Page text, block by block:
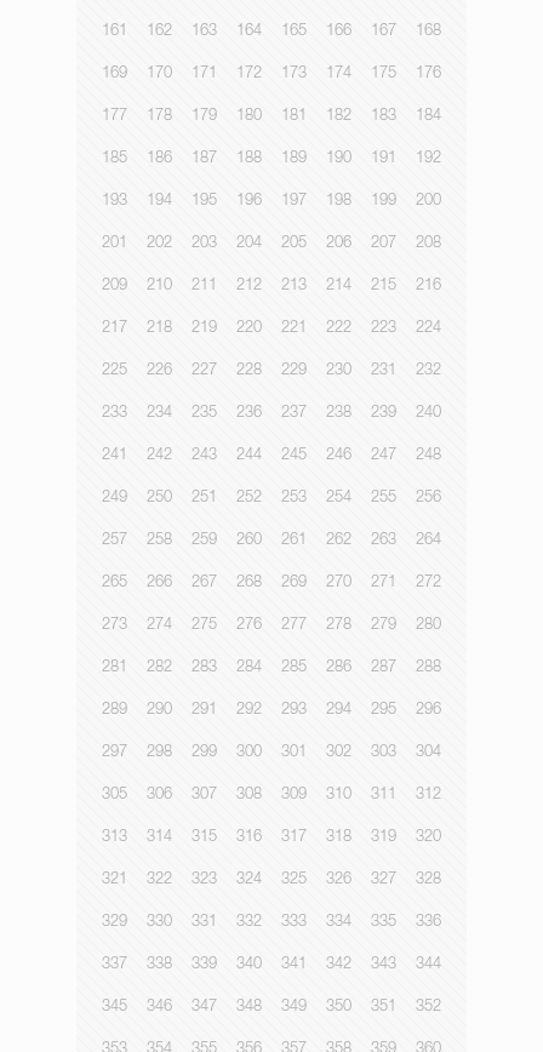
161 162 163 164 165 166 167 168
169 170 171 172 173 174 175 176
177 178 179 180 181 182 183 184
185 186 187 188 189 190 191 192
193 194 195 196 197 198 199 200
201 202 203 204 205 206 207 208
209 210 211 212 213 214 215 216
217 218 219 220 221 222 223 224
225 226 227 228 229 230 231 232
233 234 235 236 237 238 239 240
241 242 243 244 245 246 247 248
249 250 251 252 253 254 255 256
257 258 259 260 261 262 263 264
265 266 267 268 269 270 271 272
273 274 275 276 277 278 279 280
281 282 283 284 285 286 287 288
289 290 291 292 293 294 295 296
297 298 299 300 301 302 303 304
305 306 307 308 309 310 311 312
313 314 315 316 317 318 319 320
321 322 323 324 325 326 327 328
329 330 331 332 333 334 335 336
337 338 339 340 341 342 343 344
345 346 347 348 349 350 351 352